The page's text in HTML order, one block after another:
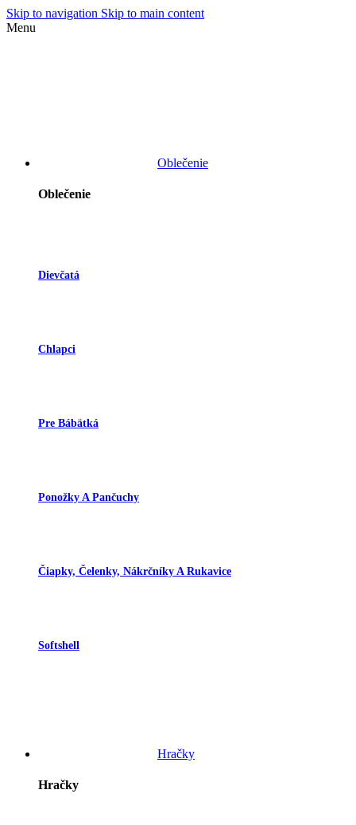
Skip to navigation Skip to main content
Menu
Oblečenie
Oblečenie
Dievčatá
Chlapci
Pre Bábätká
Ponožky A Pančuchy
Čiapky, Čelenky, Nákrčníky A Rukavice
Softshell
Hračky
Hračky